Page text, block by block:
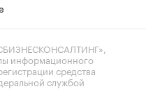
информационного
средства
службой